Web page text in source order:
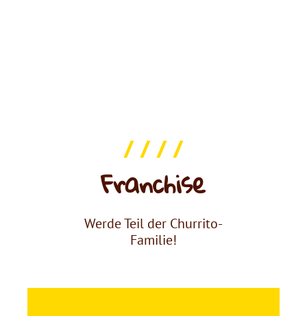
/ / / /
Franchise
Werde Teil der Churrito-
Familie!